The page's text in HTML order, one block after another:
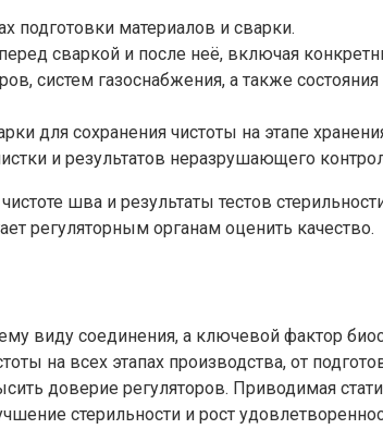
подготовки материалов и сварки.
сваркой и после неё, включая
систем газоснабжения, а также
для сохранения чистоты на этапе
и результатов неразрушающего
шва и результаты тестов
регуляторным органам оценить качество.
виду соединения, а ключевой фактор
на всех этапах производства, от
доверие регуляторов. Приводимая
стерильности и рост